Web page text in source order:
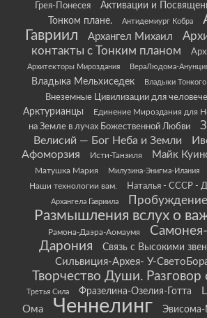
Грея-Понесея
Активации и
Тонком плане.
Антидемиург Кобра
Гавриил
Архангел Михаил
контакты с Тонким планом
Архитекторы Мироздания ВераЛюдома-
Владыка Мельхиседек Владыки
Внеземные Цивилизации для
Арктурианцы
Единение Мироздания для
на Земле в лучах Божественной Любви
Велисий — Бог Неба и Земли
Афоморзия
Исти-Танзиля Майк
Матушка Мария Милузина-Энигма-Илания
Наши технологии вам.
Наталья - СССР -
Архангела Гавриила
Размышления вслух о
Рамона-Даэра-Аомаумя
Дарония
Связь с Высокими
Сильвиция-Архея- У-
Творчество Души.
Третья Сила Фразелина-Озелия-Готта
Ома
Ченнелинг